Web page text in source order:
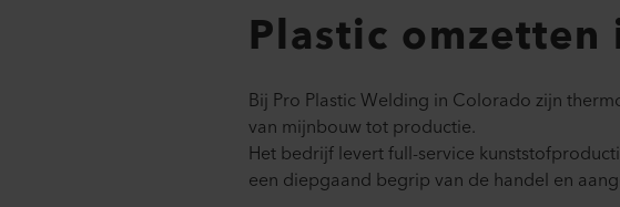
Plastic
Bij Pro Plastic Welding in Colorado zijn
van mijnbouw tot productie.​
Het bedrijf levert full-service
een diepgaand begrip van de handel en